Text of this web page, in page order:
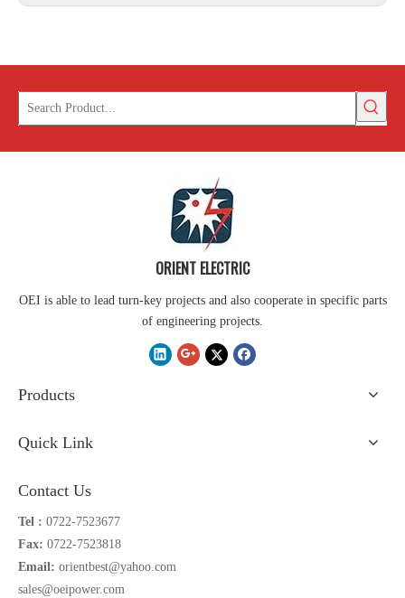
ORIENT ELECTRIC
OEI is able to lead turn-key projects and also cooperate in specific parts
of engineering projects.
Products
Quick Link
Contact Us
Tel : 0722-7523677
Fax: 0722-7523818
Email: orientbest@yahoo.com
sales@oeipower.com